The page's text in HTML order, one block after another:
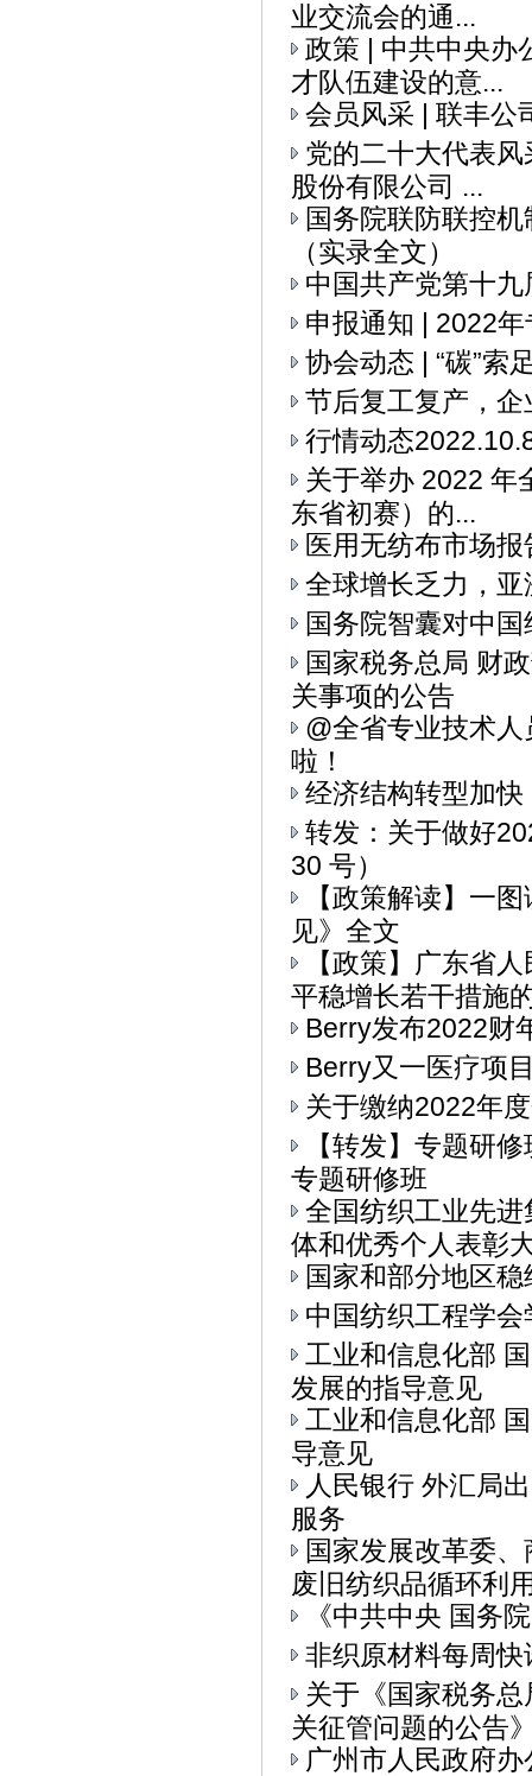
业交流会的通...
政策 | 中共中央办
才队伍建设的意...
会员风采 | 联丰公
党的二十大代表
股份有限公司 ...
国务院联防联控
（实录全文）
中国共产党第十
申报通知 | 2022
协会动态 | “碳”
节后复工复产，
行情动态
关于举办 2022 年
东省初赛）的...
医用无纺布市场报
全球增长乏力，
国务院智囊对中
国家税务总局 财
关事项的公告
@全省专业技术
啦！
经济结构转型加
转发：关于做好
30 号）
【政策解读】一
见》全文
【政策】广东省
平稳增长若干措施
Berry发布2022财
Berry又一医疗项
关于缴纳2022年
【转发】专题研
专题研修班
全国纺织工业先
体和优秀个人表彰
国家和部分地区
中国纺织工程学
工业和信息化部
发展的指导意见
工业和信息化部
导意见
人民银行 外汇局
服务
国家发展改革委
废旧纺织品循环利
《中共中央 国务
非织原材料每周快
关于《国家税务
关征管问题的公告
广州市人民政府